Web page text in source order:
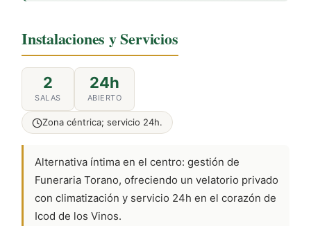
Instalaciones y Servicios
2
SALAS
24h
ABIERTO
Zona céntrica; servicio 24h.
Alternativa íntima en el centro: gestión de
Funeraria Torano, ofreciendo un velatorio privado
con climatización y servicio 24h en el corazón de
Icod de los Vinos.